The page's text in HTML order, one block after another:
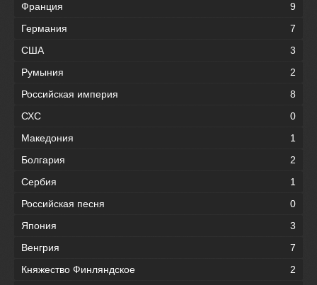
Франция
9
Германия
7
США
3
Румыния
2
Российская империя
8
СХС
0
Македония
1
Болгария
2
Сербия
1
Российская песня
0
Япония
3
Венгрия
7
Княжество Финляндское
2